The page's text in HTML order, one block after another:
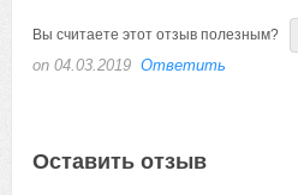
Вы считаете этот отзыв полезным?
on 04.03.2019 Ответить
Оставить отзыв